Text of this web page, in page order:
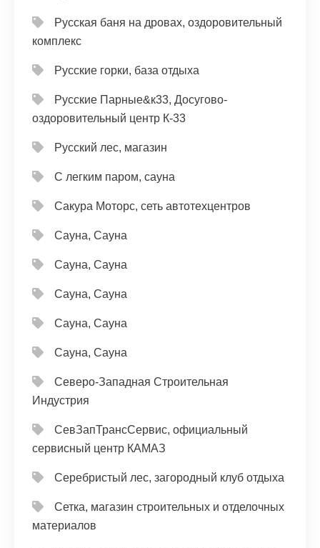
Русская баня на дровах, оздоровительный
комплекс
Русские горки, база отдыха
Русские Парные&к33, Досугово-
оздоровительный центр К-33
Русский лес, магазин
С легким паром, сауна
Сакура Моторс, сеть автотехцентров
Сауна, Сауна
Сауна, Сауна
Сауна, Сауна
Сауна, Сауна
Сауна, Сауна
Северо-Западная Строительная
Индустрия
СевЗапТрансСервис, официальный
сервисный центр КАМАЗ
Серебристый лес, загородный клуб отдыха
Сетка, магазин строительных и отделочных
материалов